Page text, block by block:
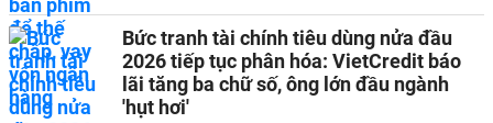
Bức tranh tài chính tiêu dùng nửa đầu
2026 tiếp tục phân hóa: VietCredit báo
lãi tăng ba chữ số, ông lớn đầu ngành
'hụt hơi'